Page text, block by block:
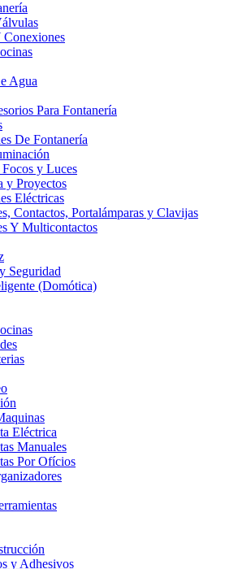
Conexiones
Agua
Para Fontanería
De Fontanería
y Luces
y Proyectos
Eléctricas
Contactos, Portalámparas y Clavijas
Y Multicontactos
Seguridad
(Domótica)
Eléctrica
Manuales
Por Ofícios
y Adhesivos